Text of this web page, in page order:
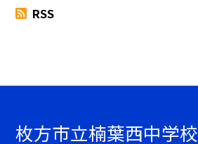
RSS
枚方市立楠葉西中学校